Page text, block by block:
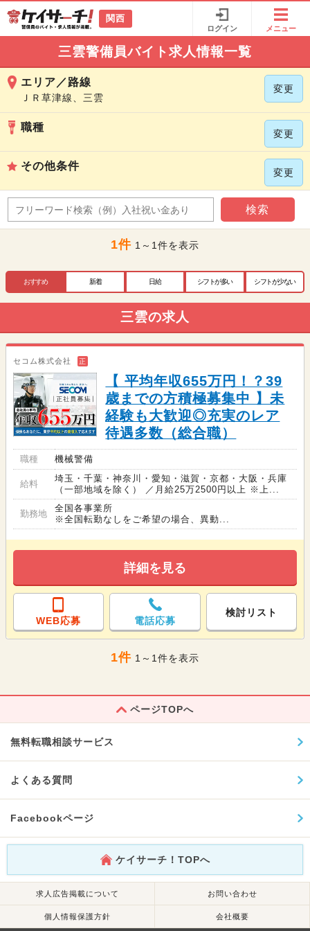
関西
ログイン メニュー
三雲警備員バイト求人情報一覧
エリア／路線
ＪＲ草津線、三雲
変更
職種
変更
その他条件
変更
検索
1件 1～1件を表示
おすすめ 新着 日給 シフトが多い シフトが少ない
三雲の求人
セコム株式会社 正
【 平均年収655万円！？39
歳までの方積極募集中 】未
経験も大歓迎◎充実のレア
待遇多数（総合職）
職種 機械警備
給料
埼玉・千葉・神奈川・愛知・滋賀・京都・大阪・兵庫
（一部地域を除く） ／月給25万2500円以上 ※上...
勤務地
全国各事業所
※全国転勤なしをご希望の場合、異動...
詳細を見る
WEB応募 電話応募
検討リスト
1件 1～1件を表示
ページTOPへ
無料転職相談サービス
よくある質問
Facebookページ
ケイサーチ！TOPへ
求人広告掲載について お問い合わせ
個人情報保護方針 会社概要